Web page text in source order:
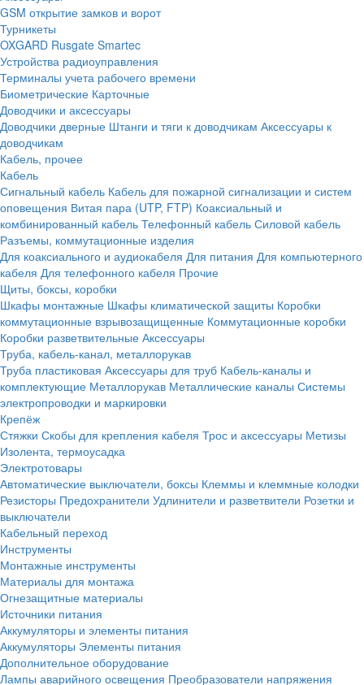
GSM открытие замков и ворот
Турникеты
OXGARD Rusgate Smartec
Устройства радиоуправления
Терминалы учета рабочего времени
Биометрические Карточные
Доводчики и аксессуары
Доводчики дверные Штанги и тяги к доводчикам Аксессуары к
доводчикам
Кабель, прочее
Кабель
Сигнальный кабель Кабель для пожарной сигнализации и систем
оповещения Витая пара (UTP, FTP) Коаксиальный и
комбинированный кабель Телефонный кабель Силовой кабель
Разъемы, коммутационные изделия
Для коаксиального и аудиокабеля Для питания Для компьютерного
кабеля Для телефонного кабеля Прочие
Щиты, боксы, коробки
Шкафы монтажные Шкафы климатической защиты Коробки
коммутационные взрывозащищенные Коммутационные коробки
Коробки разветвительные Аксессуары
Труба, кабель-канал, металлорукав
Труба пластиковая Аксессуары для труб Кабель-каналы и
комплектующие Металлорукав Металлические каналы Системы
электропроводки и маркировки
Крепёж
Стяжки Скобы для крепления кабеля Трос и аксессуары Метизы
Изолента, термоусадка
Электротовары
Автоматические выключатели, боксы Клеммы и клеммные колодки
Резисторы Предохранители Удлинители и разветвители Розетки и
выключатели
Кабельный переход
Инструменты
Монтажные инструменты
Материалы для монтажа
Огнезащитные материалы
Источники питания
Аккумуляторы и элементы питания
Аккумуляторы Элементы питания
Дополнительное оборудование
Лампы аварийного освещения Преобразователи напряжения